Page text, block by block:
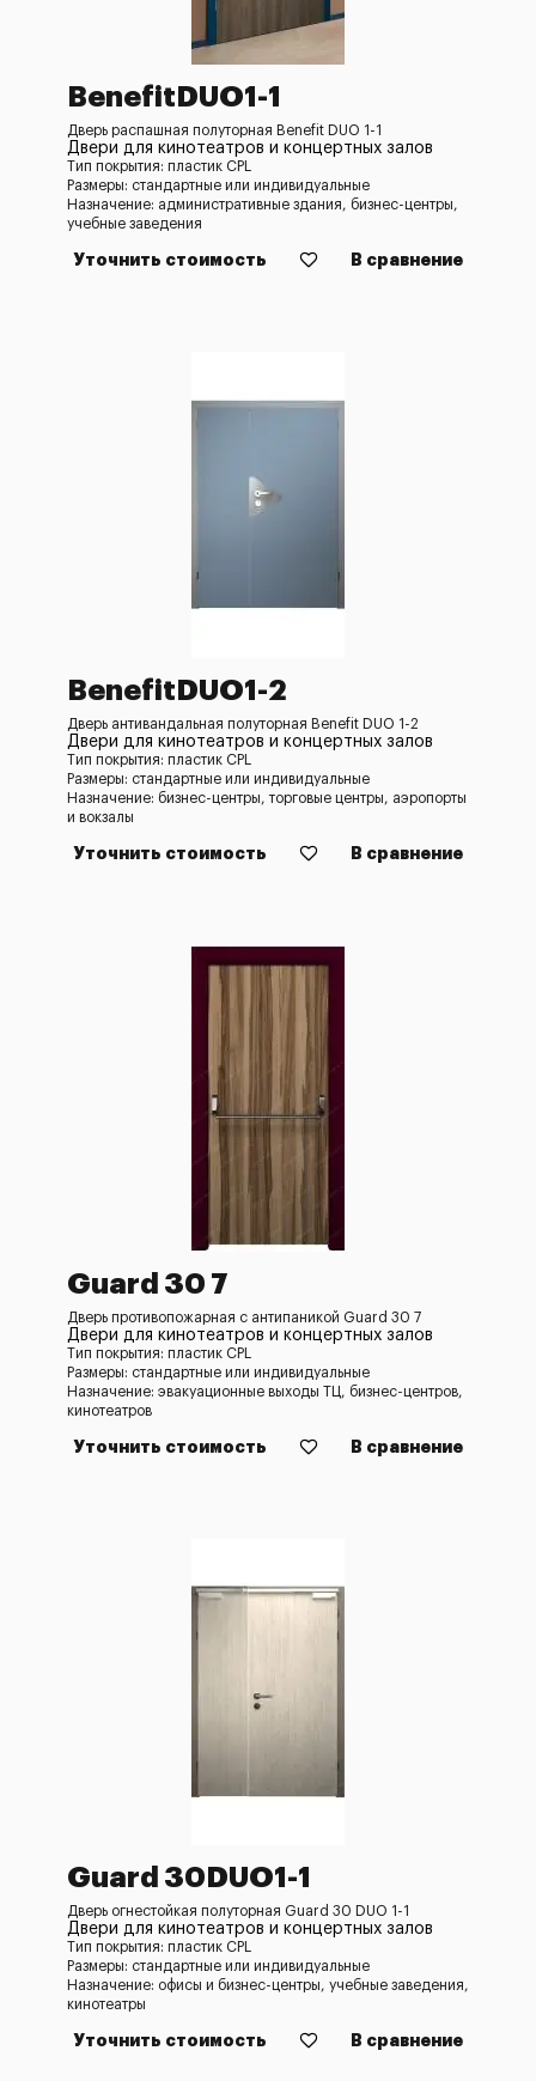
BenefitDUO1-1
Дверь распашная полуторная Benefit DUO 1-1
Двери для кинотеатров и концертных залов
Тип покрытия: пластик CPL
Размеры: стандартные или индивидуальные
Назначение: административные здания, бизнес-центры,
учебные заведения
Уточнить стоимость В сравнение
BenefitDUO1-2
Дверь антивандальная полуторная Benefit DUO 1-2
Двери для кинотеатров и концертных залов
Тип покрытия: пластик CPL
Размеры: стандартные или индивидуальные
Назначение: бизнес-центры, торговые центры, аэропорты
и вокзалы
Уточнить стоимость В сравнение
Guard 30 7
Дверь противопожарная с антипаникой Guard 30 7
Двери для кинотеатров и концертных залов
Тип покрытия: пластик CPL
Размеры: стандартные или индивидуальные
Назначение: эвакуационные выходы ТЦ, бизнес-центров,
кинотеатров
Уточнить стоимость В сравнение
Guard 30DUO1-1
Дверь огнестойкая полуторная Guard 30 DUO 1-1
Двери для кинотеатров и концертных залов
Тип покрытия: пластик CPL
Размеры: стандартные или индивидуальные
Назначение: офисы и бизнес-центры, учебные заведения,
кинотеатры
Уточнить стоимость В сравнение